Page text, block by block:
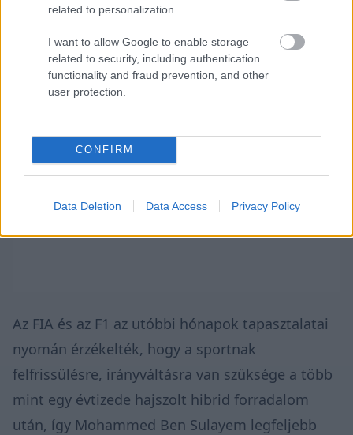
related to personalization.
I want to allow Google to enable storage
related to security, including authentication
functionality and fraud prevention, and other
user protection.
CONFIRM
Data Deletion Data Access Privacy Policy
spanyolt a Motorsportweek
Az FIA és az F1 az utóbbi hónapok tapasztalatai
nyomán érzékelték, hogy a sportnak
felfrissülésre, irányváltásra van szüksége a több
mint egy évtizede hajszolt hibrid forradalom
után, így Mohammed Ben Sulayem legfeljebb